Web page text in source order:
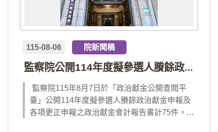
監察院公開114年度擬參選人賸餘政治獻金申報及各項更正申報之政治獻金會計報告書計75件
115-08-06 院新聞稿
監察院115年8月7日於「政治獻金公開查閱平
臺」公開114年度擬參選人賸餘政治獻金申報及
各項更正申報之政治獻金會計報告書計75件。